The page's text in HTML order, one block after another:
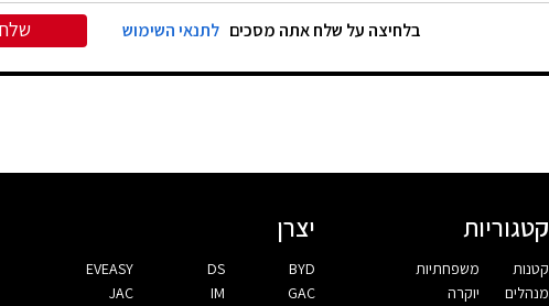
בלחיצה על שלח אתה מסכים לתנאי השימוש
קטגוריות
קטנות
מנהלים
משפחתיות
יוקרה
יצרן
BYD
DS
EVEASY
GAC
IM
JAC